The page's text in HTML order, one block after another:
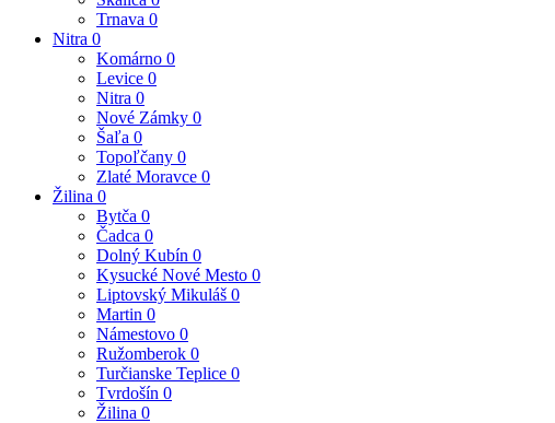
Trnava 0
Nitra 0
Komárno 0
Levice 0
Nitra 0
Nové Zámky 0
Šaľa 0
Topoľčany 0
Zlaté Moravce 0
Žilina 0
Bytča 0
Čadca 0
Dolný Kubín 0
Kysucké Nové Mesto 0
Liptovský Mikuláš 0
Martin 0
Námestovo 0
Ružomberok 0
Turčianske Teplice 0
Tvrdošín 0
Žilina 0